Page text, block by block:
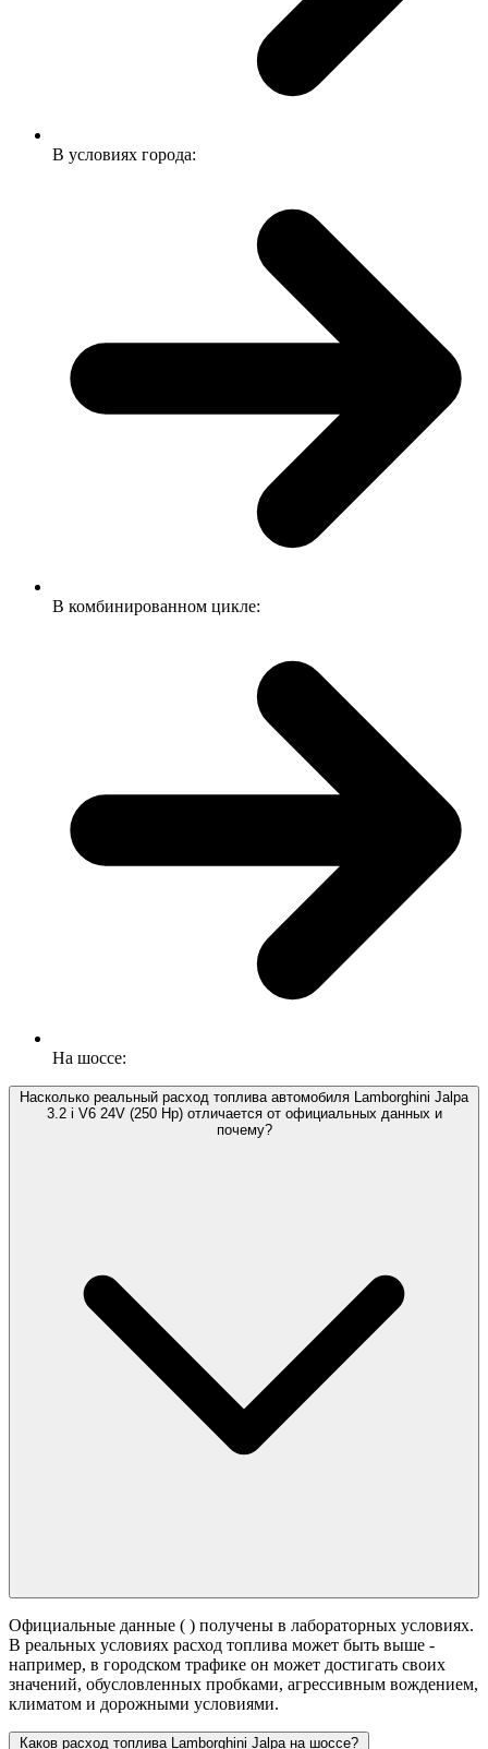
В условиях города:
В комбинированном цикле:
На шоссе:
Насколько реальный расход топлива автомобиля Lamborghini Jalpa
3.2 i V6 24V (250 Hp) отличается от официальных данных и
почему?
Официальные данные ( ) получены в лабораторных условиях.
В реальных условиях расход топлива может быть выше -
например, в городском трафике он может достигать своих
значений, обусловленных пробками, агрессивным вождением,
климатом и дорожными условиями.
Каков расход топлива Lamborghini Jalpa на шоссе?